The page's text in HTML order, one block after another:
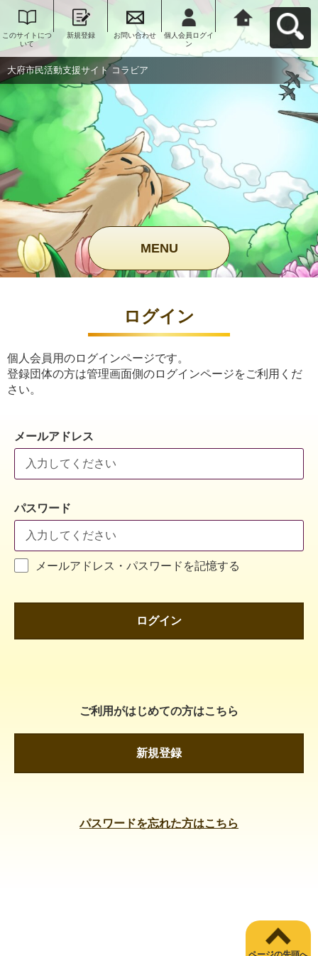
このサイトにつ
いて
新規登録 お問い合わせ
個人会員ログイ
ン
大府市民活動支
援サイト コラビ
アへ戻る
大府市民活動支援サイト コラビア
MENU
ログイン
個人会員用のログインページです。
登録団体の方は管理画面側のログインページをご利用くだ
さい。
メールアドレス
パスワード
メールアドレス・パスワードを記憶する
ログイン
ご利用がはじめての方はこちら
新規登録
パスワードを忘れた方はこちら